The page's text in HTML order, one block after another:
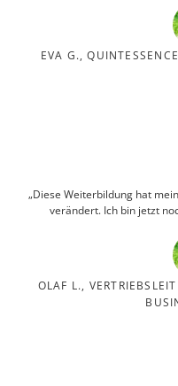
EVA G.,
„Diese Weiterbildung hat
verändert. Ich bin jetzt
OLAF L.,